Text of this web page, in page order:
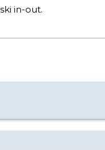
in-out.